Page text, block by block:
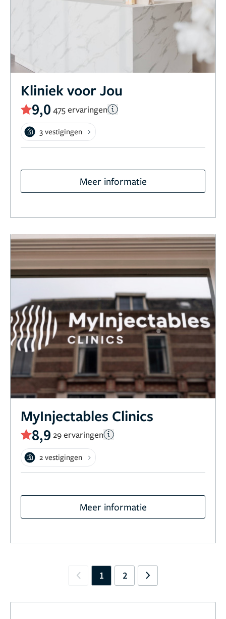
Kliniek voor Jou
9,0 475 ervaringen
3 vestigingen
Meer informatie
MyInjectables Clinics
8,9 29 ervaringen
2 vestigingen
Meer informatie
Previous
1 2 Next